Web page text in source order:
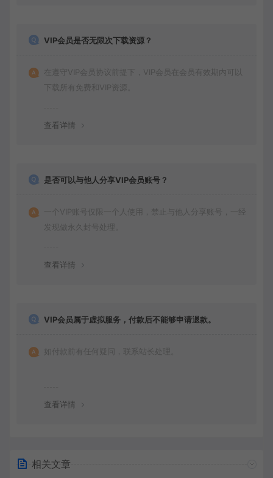
VIP会员是否无限次下载资源？
在遵守VIP会员协议前提下，VIP会员在会员有效期内可以
下载所有免费和VIP资源。
查看详情
是否可以与他人分享VIP会员账号？
一个VIP账号仅限一个人使用，禁止与他人分享账号，一经
发现做永久封号处理。
查看详情
VIP会员属于虚拟服务，付款后不能够申请退款。
如付款前有任何疑问，联系站长处理。
查看详情
相关文章